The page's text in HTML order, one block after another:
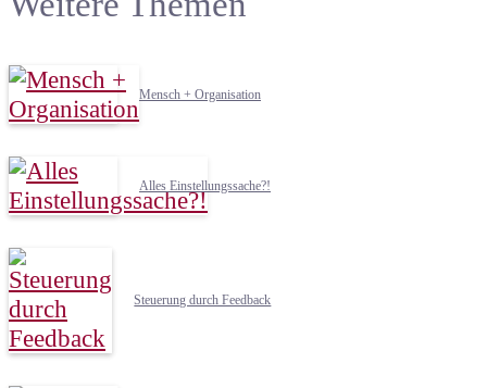
Mensch + Organisation
Alles Einstellungssache?!
Steuerung durch Feedback